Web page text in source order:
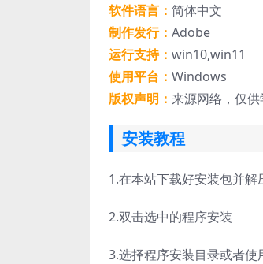
软件语言： 简体中文
制作发行： Adobe
运行支持： win10,win11
使用平台： Windows
版权声明： 来源网络，仅供
安装教程
1.在本站下载好安装包并解
2.双击选中的程序安装
3.选择程序安装目录或者使